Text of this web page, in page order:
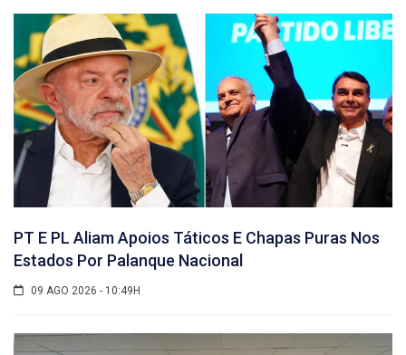
PT E PL Aliam Apoios Táticos E Chapas Puras Nos
Estados Por Palanque Nacional
09 AGO 2026 - 10:49H